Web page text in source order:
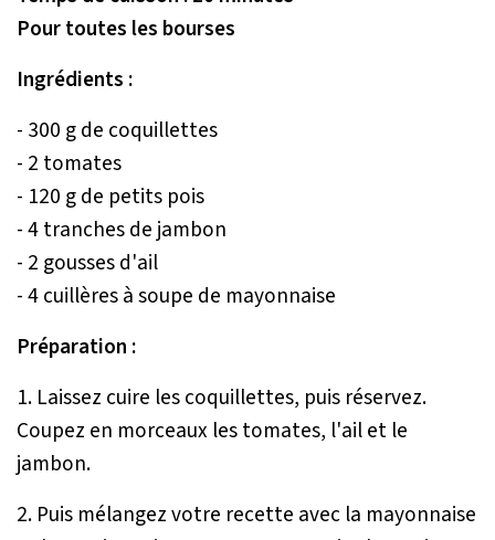
Pour toutes les bourses
Ingrédients :
- 300 g de coquillettes
- 2 tomates
- 120 g de petits pois
- 4 tranches de jambon
- 2 gousses d'ail
- 4 cuillères à soupe de mayonnaise
Préparation :
1. Laissez cuire les coquillettes, puis réservez.
Coupez en morceaux les tomates, l'ail et le
jambon.
2. Puis mélangez votre recette avec la mayonnaise